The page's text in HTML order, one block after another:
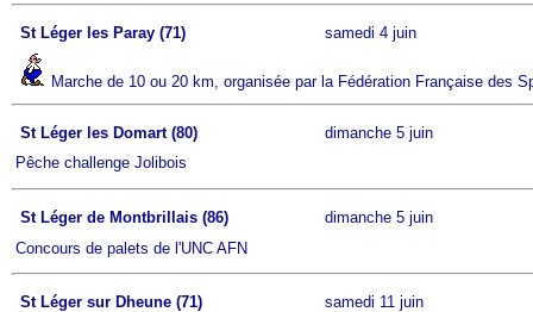
St Léger les Paray (71) samedi 4 juin
Marche de 10 ou 20 km, organisée par la Fédération Française des
St Léger les Domart (80)
dimanche 5 juin
Pêche challenge Jolibois
St Léger de Montbrillais (86)
dimanche 5 juin
Concours de palets de l'UNC AFN
St Léger sur Dheune (71)
samedi 11 juin